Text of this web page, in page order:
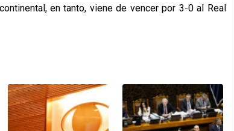
en tanto, viene de vencer por 3-0 al Real